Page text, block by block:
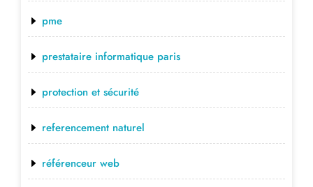
pme
prestataire informatique paris
protection et sécurité
referencement naturel
référenceur web